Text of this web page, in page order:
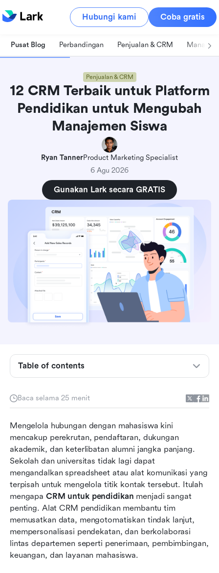
Hubungi kami Coba gratis
Pusat Blog Perbandingan Penjualan & CRM
Penjualan & CRM
12 CRM Terbaik untuk Platform
Pendidikan untuk Mengubah
Manajemen Siswa
Ryan TannerProduct Marketing Specialist
6 Agu 2026
Gunakan Lark secara GRATIS
Baca selama 25 menit
Mengelola hubungan dengan mahasiswa kini
mencakup perekrutan, pendaftaran, dukungan
akademik, dan keterlibatan alumni jangka panjang.
Sekolah dan universitas tidak lagi dapat
mengandalkan spreadsheet atau alat komunikasi yang
terpisah untuk mengelola titik kontak tersebut. Itulah
mengapa CRM untuk pendidikan menjadi sangat
penting. Alat CRM pendidikan membantu tim
memusatkan data, mengotomatiskan tindak lanjut,
mempersonalisasi pendekatan, dan berkolaborasi
lintas departemen seperti penerimaan, pembimbingan,
keuangan, dan layanan mahasiswa.
Table of contents
Apa itu CRM untuk pendidikan?
pendidikan
pendidikan terbaik
Daftar lengkap: 12 perangkat lunak CRM terbaik
untuk pendidikan
Memilih CRM yang tepat untuk institusi Anda
Tantangan umum dalam CRM pendidikan (dan
bagaimana Lark membantu)
Manfaat menggunakan CRM dalam pendidikan
Kesimpulan